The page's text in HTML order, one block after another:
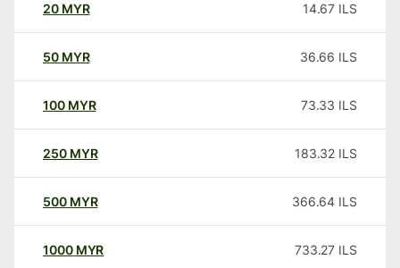
20 MYR 14.67 ILS
50 MYR 36.66 ILS
100 MYR 73.33 ILS
250 MYR 183.32 ILS
500 MYR 366.64 ILS
1000 MYR 733.27 ILS